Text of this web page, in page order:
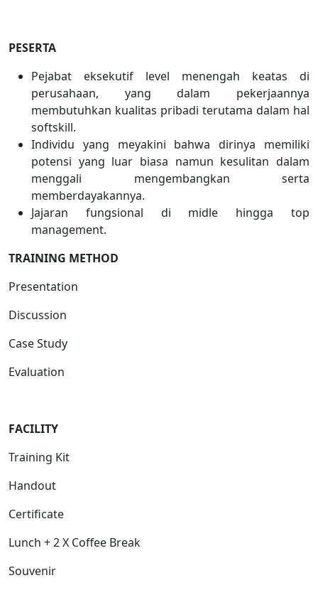
PESERTA
Pejabat eksekutif level menengah keatas di
perusahaan, yang dalam pekerjaannya
membutuhkan kualitas pribadi terutama dalam hal
softskill.
Individu yang meyakini bahwa dirinya memiliki
potensi yang luar biasa namun kesulitan dalam
menggali mengembangkan serta
memberdayakannya.
Jajaran fungsional di midle hingga top
management.
TRAINING METHOD
Presentation
Discussion
Case Study
Evaluation
FACILITY
Training Kit
Handout
Certificate
Lunch + 2 X Coffee Break
Souvenir